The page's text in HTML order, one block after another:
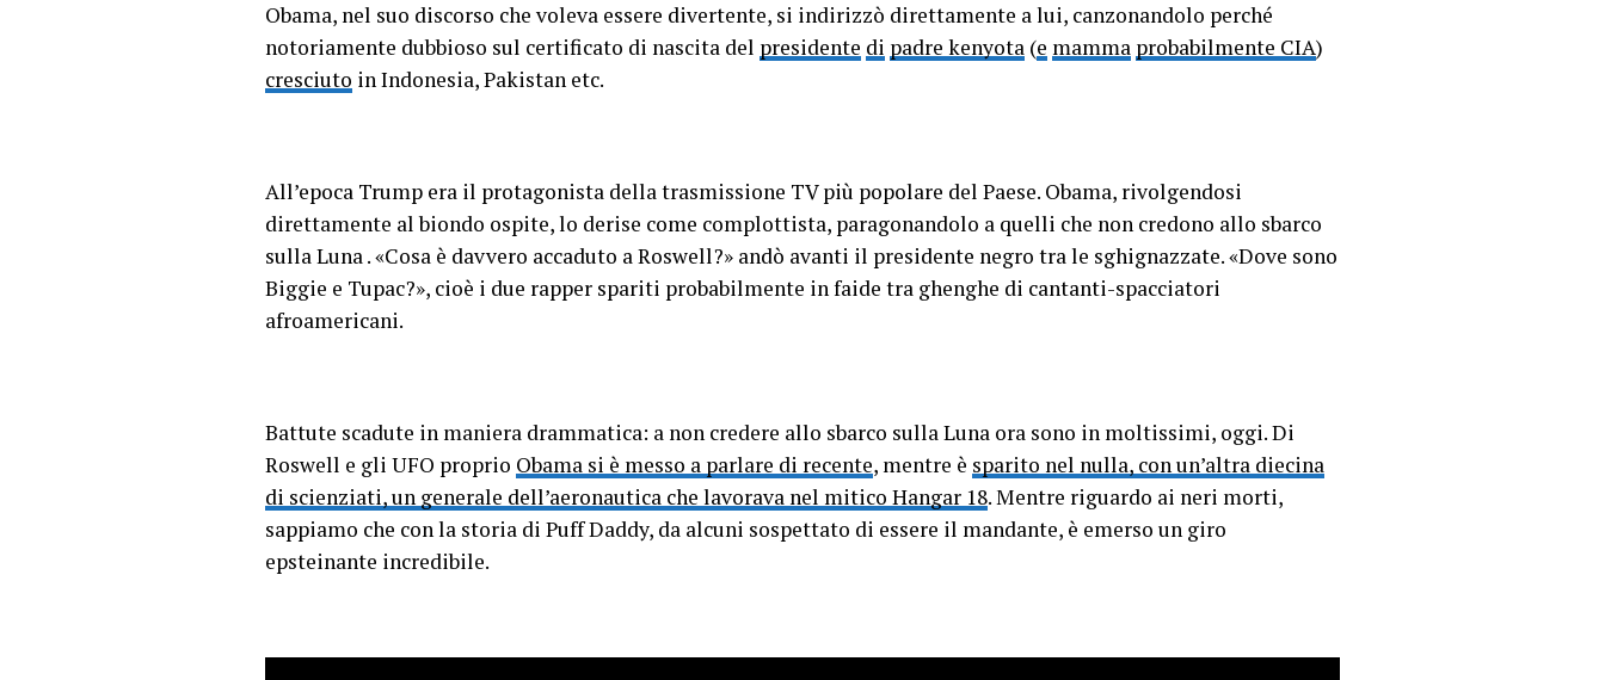
Obama, nel suo discorso che voleva essere divertente, si indirizzò direttamente a lui, canzonandolo perché
notoriamente dubbioso sul certificato di nascita del presidente di padre kenyota (e mamma probabilmente CIA)
cresciuto in Indonesia, Pakistan etc.
All’epoca Trump era il protagonista della trasmissione TV più popolare del Paese. Obama, rivolgendosi
direttamente al biondo ospite, lo derise come complottista, paragonandolo a quelli che non credono allo sbarco
sulla Luna . «Cosa è davvero accaduto a Roswell?» andò avanti il presidente negro tra le sghignazzate. «Dove sono
Biggie e Tupac?», cioè i due rapper spariti probabilmente in faide tra ghenghe di cantanti-spacciatori
afroamericani.
Battute scadute in maniera drammatica: a non credere allo sbarco sulla Luna ora sono in moltissimi, oggi. Di
Roswell e gli UFO proprio Obama si è messo a parlare di recente, mentre è sparito nel nulla, con un’altra diecina
di scienziati, un generale dell’aeronautica che lavorava nel mitico Hangar 18. Mentre riguardo ai neri morti,
sappiamo che con la storia di Puff Daddy, da alcuni sospettato di essere il mandante, è emerso un giro
epsteinante incredibile.